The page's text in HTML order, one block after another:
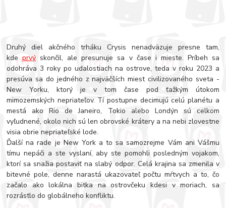
Druhý diel akčného trháku Crysis nenadväzuje presne tam,
kdeprvý skončil, ale presunuje sa v čase i mieste. Príbeh sa
odohráva 3 roky po udalostiach na ostrove, teda v roku 2023 a
presúva sa do jedného z najväčších miest civilizovaného sveta -
New Yorku, ktorý je v tom čase pod ťažkým útokom
mimozemských nepriateľov. Tí postupne decimujú celú planétu a
mestá ako Rio de Janeiro, Tokio alebo Londýn sú celkom
vyľudnené, okolo nich sú len obrovské krátery a na nebi zlovestne
visia obrie nepriateľské lode.
Ďalší na rade je New York a to sa samozrejme Vám ani Vášmu
tímu nepáči a ste vyslaní, aby ste pomohli posledným vojakom,
ktorí sa snažia postaviť na slabý odpor. Celá krajina sa zmenila v
bitevné pole, denne narastá ukazovateľ počtu mŕtvych a to, čo
začalo ako lokálna bitka na ostrovčeku kdesi v moriach, sa
rozrástlo do globálneho konfliktu.